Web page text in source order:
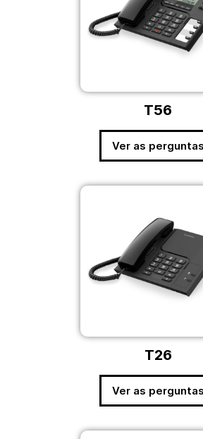
T56
Ver as perguntas
T26
Ver as perguntas